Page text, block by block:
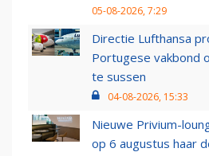
05-08-2026, 7:29
Directie Lufthansa
Portugese vakbond
te sussen
04-08-2026, 15:33
Nieuwe Privium-
op 6 augustus haar